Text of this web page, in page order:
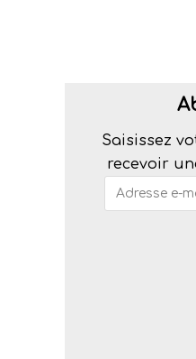
Saisissez
recevoir